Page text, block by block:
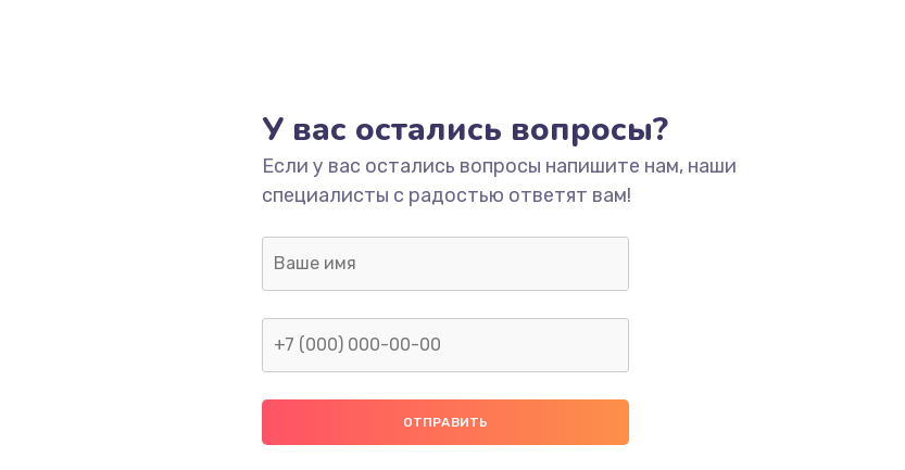
У вас остались вопросы?
Если у вас остались вопросы напишите нам, наши
специалисты с радостью ответят вам!